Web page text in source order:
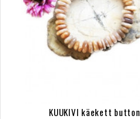
KUUKIVI käekett button